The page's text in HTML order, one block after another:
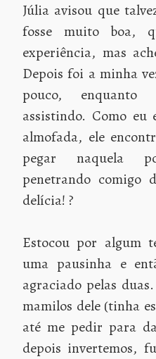
Júlia avisou que
fosse muito boa,
experiência, mas
Depois foi a minha
pouco, enquanto
assistindo. Como eu
almofada, ele
pegar naquela
penetrando comigo
delícia! ?
Estocou por algum
uma pausinha e
agraciado pelas
mamilos dele (tinha
até me pedir para
depois invertemos,